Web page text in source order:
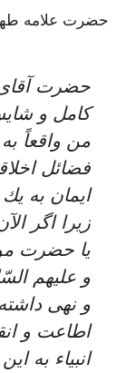
حضرت علامه
حضرت آقاى
كامل و
من واقعاً
فضائل
ايمان به
زيرا اگر
يا حضرت
و عليهم
و نهى
اطاعت و
انبياء به